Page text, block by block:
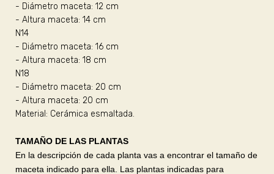
- Diámetro maceta: 12 cm
- Altura maceta: 14 cm
N14
- Diámetro maceta: 16 cm
- Altura maceta: 18 cm
N18
- Diámetro maceta: 20 cm
- Altura maceta: 20 cm
Material: Cerámica esmaltada.
TAMAÑO DE LAS PLANTAS
En la descripción de cada planta vas a encontrar el tamaño de
maceta indicado para ella. Las plantas indicadas para